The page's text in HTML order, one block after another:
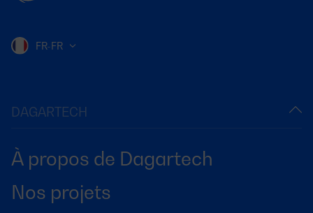
DAGARTECH
À propos de Dagartech
Nos projets
FR-FR